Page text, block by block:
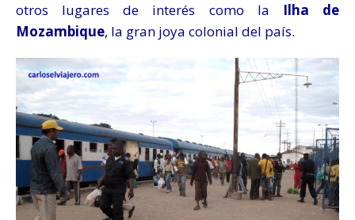
otros lugares de interés como la Ilha de
Mozambique, la gran joya colonial del país.